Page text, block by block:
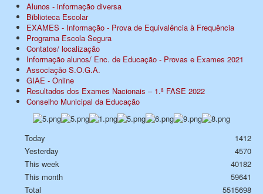
Alunos - informação diversa
Biblioteca Escolar
EXAMES - Informação - Prova de Equivalência à Frequência
Programa Escola Segura
Contatos/ localização
Informação alunos/ Enc. de Educação - Provas e Exames 2021
Associação S.O.G.A.
GIAE - Online
Resultados dos Exames Nacionais – 1.ª FASE 2022
Conselho Municipal da Educação
Today
1412
Yesterday
4570
This week
40182
This month
59641
Total
5515698